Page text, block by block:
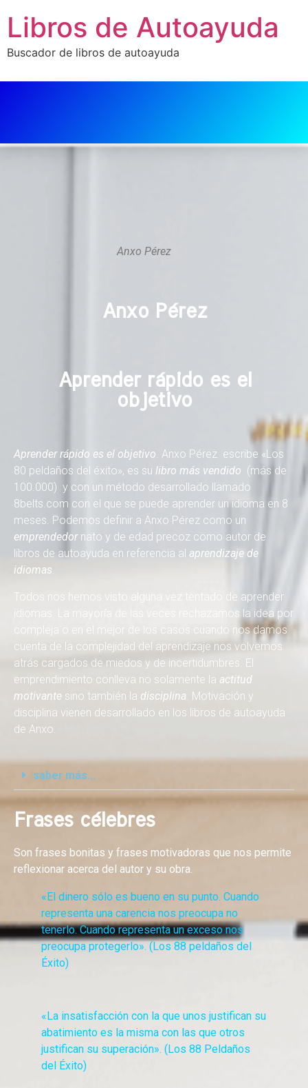
Libros de Autoayuda
Buscador de libros de autoayuda
Anxo Pérez
Anxo Pérez
Aprender rápido es el
objetivo
Aprender rápido es el objetivo. Anxo Pérez escribe «Los
80 peldaños del éxito», es su libro más vendido (más de
100.000) y con un método desarrollado llamado
8belts.com con el que se puede aprender un idioma en 8
meses. Podemos definir a Anxo Pérez como un
emprendedornato y de edad precoz como autor de
libros de autoayuda en referencia al aprendizaje de
idiomas.
Todos nos hemos visto alguna vez tentado de aprender
idiomas. La mayoría de las veces rechazamos la idea por
compleja o en el mejor de los casos cuando nos damos
cuenta de la complejidad del aprendizaje nos volvemos
atrás cargados de miedos y de incertidumbres. El
emprendimiento conlleva no solamente la actitud
motivante sino también la disciplina . Motivación y
disciplina vienen desarrollado en los libros de autoayuda
de Anxo.
saber más...
Frases célebres
Son frases bonitas y frases motivadoras que nos permite
reflexionar acerca del autor y su obra.
«El dinero sólo es bueno en su punto. Cuando
representa una carencia nos preocupa no
tenerlo. Cuando representa un exceso nos
preocupa protegerlo». (Los 88 peldaños del
Éxito)
«La insatisfacción con la que unos justifican su
abatimiento es la misma con las que otros
justifican su superación». (Los 88 Peldaños
del Éxito)